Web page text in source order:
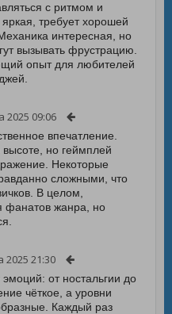
с ритмом и
требует хорошей
интересная, но
вызывать фрустрацию.
опыт для любителей
2025 09:06
впечатление.
но геймплей
Некоторые
сложными, что
В целом,
фанатов жанра, но
2025 21:30
от ностальгии до
чёткое, а уровни
Каждый раз